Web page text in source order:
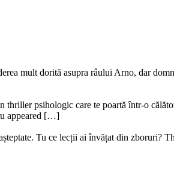
mult dorită asupra râului Arno, dar
psihologic care te poartă într-o
appeared […]
Tu ce lecții ai învățat din zboruri?